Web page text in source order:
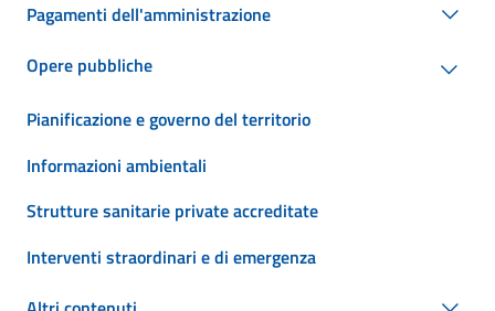
Pagamenti dell'amministrazione
Opere pubbliche
Pianificazione e governo del territorio
Informazioni ambientali
Strutture sanitarie private accreditate
Interventi straordinari e di emergenza